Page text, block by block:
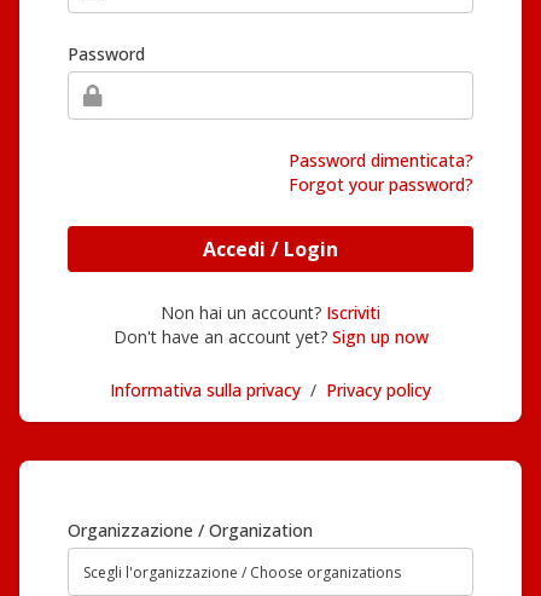
Password
Password dimenticata?
Forgot your password?
Accedi / Login
Non hai un account? Iscriviti
Don't have an account yet? Sign up now
Informativa sulla privacy / Privacy policy
Organizzazione / Organization